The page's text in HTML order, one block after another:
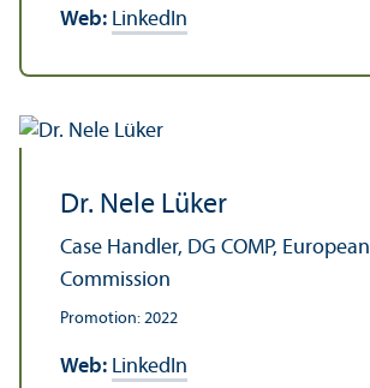
Web: LinkedIn
Dr. Nele Lüker
Case Handler, DG COMP, European
Commission
Promotion: 2022
Web: LinkedIn